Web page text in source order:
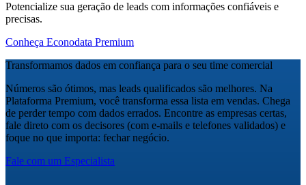
Potencialize sua geração de leads com informações confiáveis e
precisas.
Conheça Econodata Premium
Transformamos dados em confiança para o seu time comercial
Números são ótimos, mas leads qualificados são melhores. Na
Plataforma Premium, você transforma essa lista em vendas. Chega
de perder tempo com dados errados. Encontre as empresas certas,
fale direto com os decisores (com e-mails e telefones validados) e
foque no que importa: fechar negócio.
Fale com um Especialista